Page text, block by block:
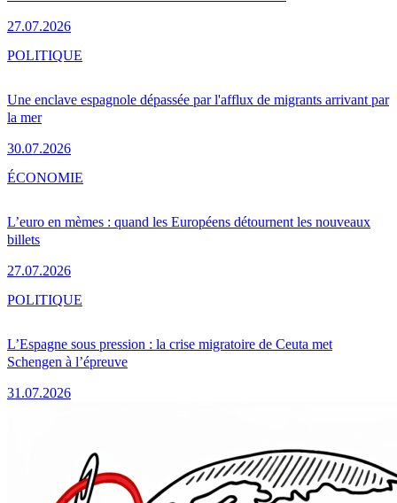
27.07.2026
Une enclave espagnole dépassée par l'afflux de migrants arrivant par
la mer
30.07.2026
POLITIQUE
L’euro en mèmes : quand les Européens détournent les nouveaux
billets
27.07.2026
ÉCONOMIE
L’Espagne sous pression : la crise migratoire de Ceuta met
Schengen à l’épreuve
31.07.2026
POLITIQUE